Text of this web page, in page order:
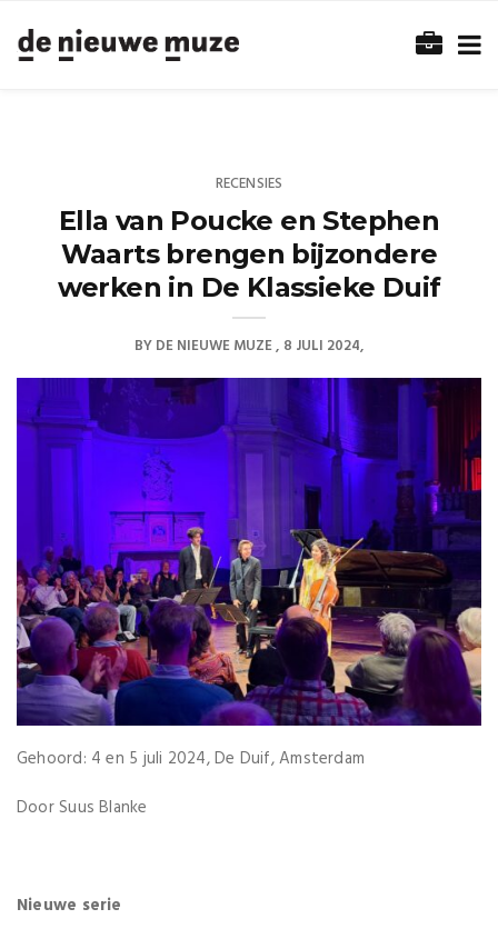
RECENSIES
Ella van Poucke en Stephen
Waarts brengen bijzondere
werken in De Klassieke Duif
BYDE NIEUWE MUZE 8 JULI 2024
Gehoord: 4 en 5 juli 2024, De Duif, Amsterdam
Door Suus Blanke
Nieuwe serie